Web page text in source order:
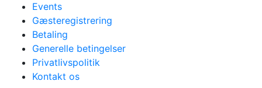
Events
Gæsteregistrering
Betaling
Generelle betingelser
Privatlivspolitik
Kontakt os